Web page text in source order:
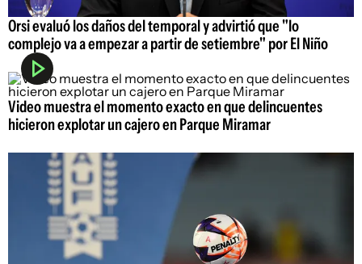
Orsi evaluó los daños del temporal y advirtió que "lo
complejo va a empezar a partir de setiembre" por El Niño
Video muestra el momento exacto en que delincuentes
hicieron explotar un cajero en Parque Miramar